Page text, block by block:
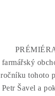
farmářský
ročníku tohoto
Petr Šavel a